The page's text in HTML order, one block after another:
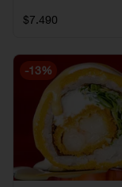
$7.490
-13%